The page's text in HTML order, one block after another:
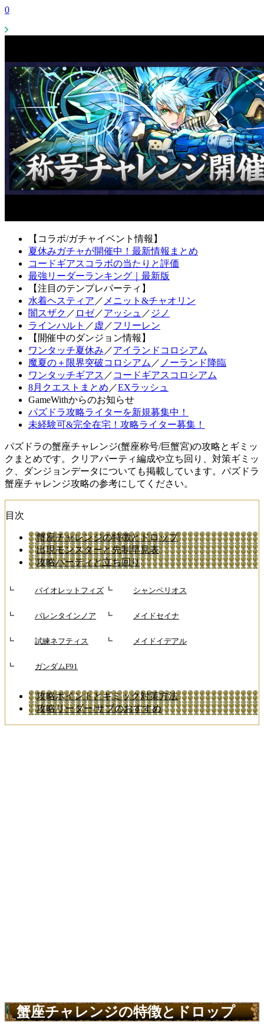
0
【コラボ/ガチャイベント情報】
夏休みガチャが開催中！最新情報まとめ
コードギアスコラボの当たりと評価
最強リーダーランキング｜最新版
【注目のテンプレパーティ】
水着ヘスティア ／ メニット&チャオリン
闇スザク ／ ロゼ／アッシュ ／ ジノ
ラインハルト ／ 虚 ／フリーレン
【開催中のダンジョン情報】
ワンタッチ夏休み ／アイランドコロシアム
魔夏の＋限界突破コロシアム ／ ノーランド降臨
ワンタッチギアス ／ コードギアスコロシアム
8月クエストまとめ ／EXラッシュ
GameWithからのお知らせ
パズドラ攻略ライターを新規募集中！
未経験可&完全在宅！攻略ライター募集！
パズドラの蟹座チャレンジ(蟹座称号/巨蟹宮)の攻略とギミッ
クまとめです。クリアパーティ編成や立ち回り、対策ギミッ
ク、ダンジョンデータについても掲載しています。パズドラ
蟹座チャレンジ攻略の参考にしてください。
目次
蟹座チャレンジの特徴とドロップ
出現モンスターと先制早見表
攻略パーティと立ち回り
┗ バイオレットフィズ ┗ シャンペリオス
┗ バレンタインノア ┗ メイドセイナ
┗ 試練ネフティス ┗ メイドイデアル
┗ ガンダムF91
攻略ポイントとギミック対策方法
攻略リーダー/サブのおすすめ
蟹座チャレンジの特徴とドロップ